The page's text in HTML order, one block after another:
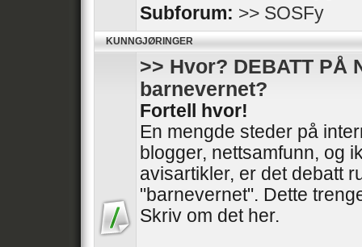
Subforum: >> SOSFy
KUNNGJØRINGER
>> Hvor? DEBATT PÅ
barnevernet?
Fortell hvor!
En mengde steder på
blogger, nettsamfunn, og
avisartikler, er det debatt
"barnevernet". Dette
Skriv om det her.